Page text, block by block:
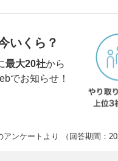
いくら？
最大20社から
でお知らせ！
ンケートより （回答期間：